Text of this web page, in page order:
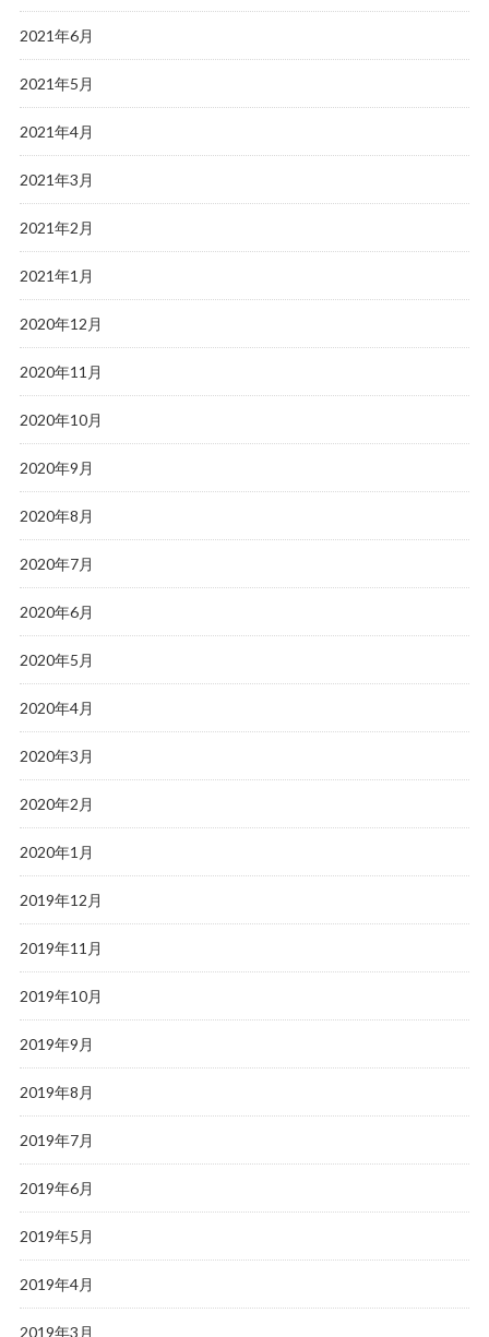
2021年6月
2021年5月
2021年4月
2021年3月
2021年2月
2021年1月
2020年12月
2020年11月
2020年10月
2020年9月
2020年8月
2020年7月
2020年6月
2020年5月
2020年4月
2020年3月
2020年2月
2020年1月
2019年12月
2019年11月
2019年10月
2019年9月
2019年8月
2019年7月
2019年6月
2019年5月
2019年4月
2019年3月